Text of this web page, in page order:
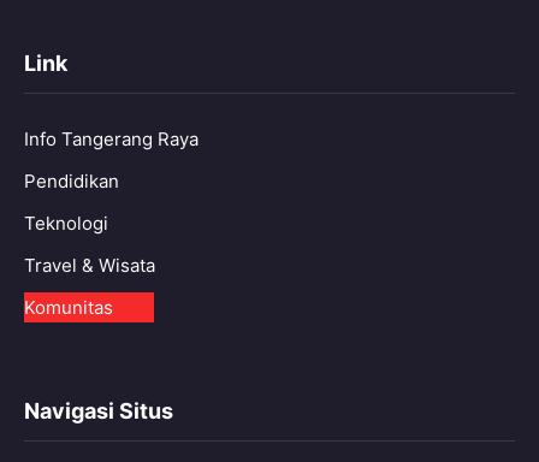
Link
Info Tangerang Raya
Pendidikan
Teknologi
Travel & Wisata
Komunitas
Navigasi Situs